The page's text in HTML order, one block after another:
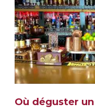
Où déguster